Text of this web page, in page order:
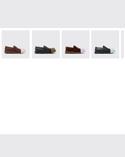
014 - Mocassins en
- K100956-012
Junction - K100956-010
Junction - K100956-
Junction -